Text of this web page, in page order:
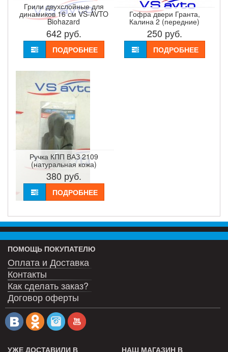
Грили двухслойные для
динамиков 16 см VS-AVTO
Biohazard
642 руб.
ПОДРОБНЕЕ
Гофра двери Гранта,
Калина 2 (передние)
250 руб.
ПОДРОБНЕЕ
Ручка КПП ВАЗ 2109
(натуральная кожа)
380 руб.
ПОДРОБНЕЕ
ПОМОЩЬ ПОКУПАТЕЛЮ
Оплата и Доставка
Контакты
Как сделать заказ?
Договор оферты
УЖЕ ДОСТАВИЛИ В НАШ МАГАЗИН В